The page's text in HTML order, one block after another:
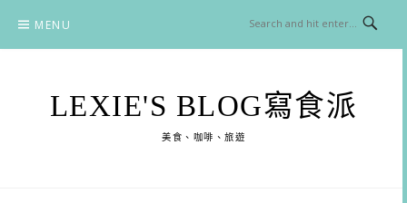
content
MENU
LEXIE'S BLOG寫食派
美食、咖啡、旅遊